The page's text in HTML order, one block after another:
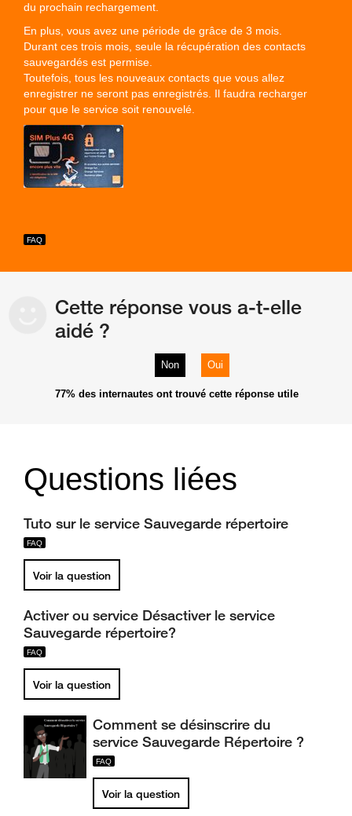
du prochain rechargement.
En plus, vous avez une période de grâce de 3 mois.
Durant ces trois mois, seule la récupération des contacts
sauvegardés est permise.
Toutefois, tous les nouveaux contacts que vous allez
enregistrer ne seront pas enregistrés. Il faudra recharger
pour que le service soit renouvelé.
Cette réponse vous a-t-elle
aidé ?
Non Oui
77% des internautes ont trouvé cette réponse utile
Questions liées
Tuto sur le service Sauvegarde répertoire
Voir la question
Activer ou service Désactiver le service
Sauvegarde répertoire?
Voir la question
Comment se désinscrire du
service Sauvegarde Répertoire ?
Voir la question